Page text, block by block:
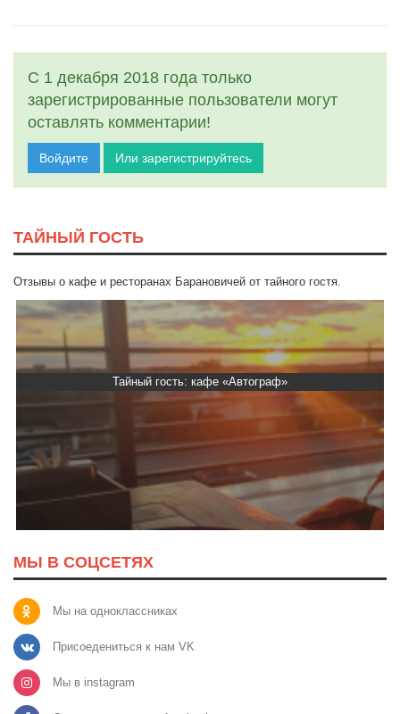
С 1 декабря 2018 года только
зарегистрированные пользователи могут
оставлять комментарии!
Войдите Или зарегистрируйтесь
ТАЙНЫЙ ГОСТЬ
Отзывы о кафе и ресторанах Барановичей от тайного гостя.
Тайный гость: кафе «Автограф»
МЫ В СОЦСЕТЯХ
Мы на одноклассниках
Присоедениться к нам VK
Мы в instagram